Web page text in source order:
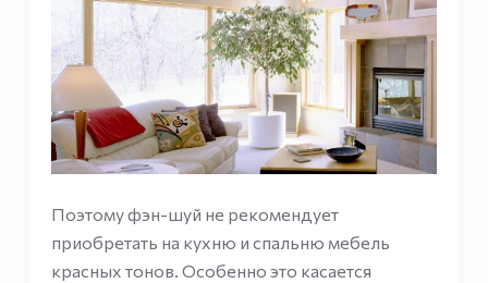
Поэтому фэн-шуй не рекомендует
приобретать на кухню и спальню мебель
красных тонов. Особенно это касается